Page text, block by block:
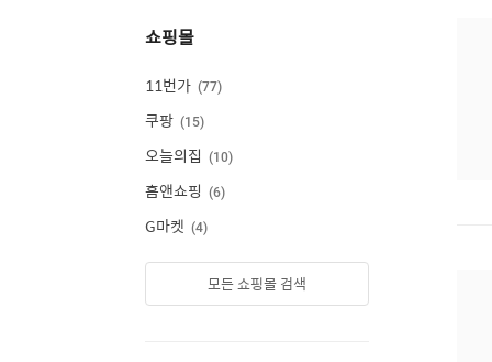
쇼핑몰
11번가 77
쿠팡 15
오늘의집 10
홈앤쇼핑 6
G마켓 4
모든 쇼핑몰 검색